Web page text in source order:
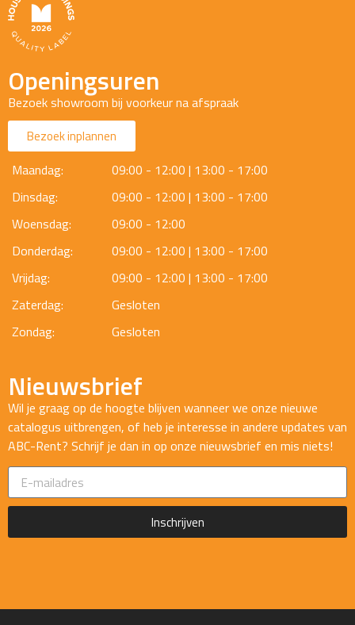
Openingsuren
Bezoek showroom bij voorkeur na afspraak
Bezoek inplannen
Maandag:
09:00 - 12:00 | 13:00 - 17:00
Dinsdag:
09:00 - 12:00 | 13:00 - 17:00
Woensdag:
09:00 - 12:00
Donderdag:
09:00 - 12:00 | 13:00 - 17:00
Vrijdag:
09:00 - 12:00 | 13:00 - 17:00
Zaterdag:
Gesloten
Zondag:
Gesloten
Nieuwsbrief
Wil je graag op de hoogte blijven wanneer we onze nieuwe
catalogus uitbrengen, of heb je interesse in andere updates van
ABC-Rent? Schrijf je dan in op onze nieuwsbrief en mis niets!
Inschrijven